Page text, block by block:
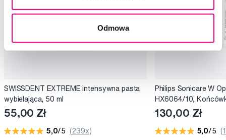
Odmowa
SWISSDENT EXTREME intensywna pasta
wybielająca, 50 ml
55,00 Zł
5,0/5 (239x)
Philips Sonicare W
HX6064/10,
elektrycznej, 4 szt.
130,00 Zł
5,0/5